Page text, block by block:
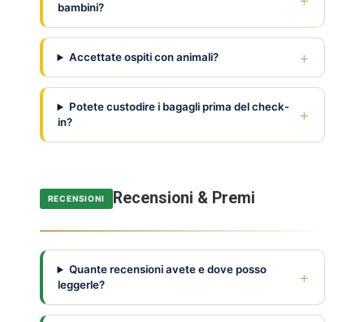
bambini?
Accettate ospiti con animali?
Potete custodire i bagagli prima del check-
in?
RECENSIONI Recensioni & Premi
Quante recensioni avete e dove posso
leggerle?